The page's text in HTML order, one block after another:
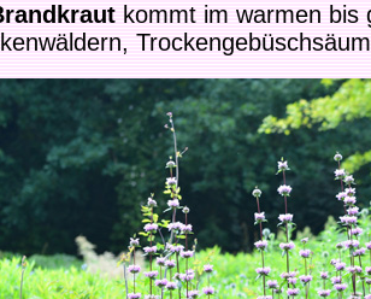
kommt im warmen bis